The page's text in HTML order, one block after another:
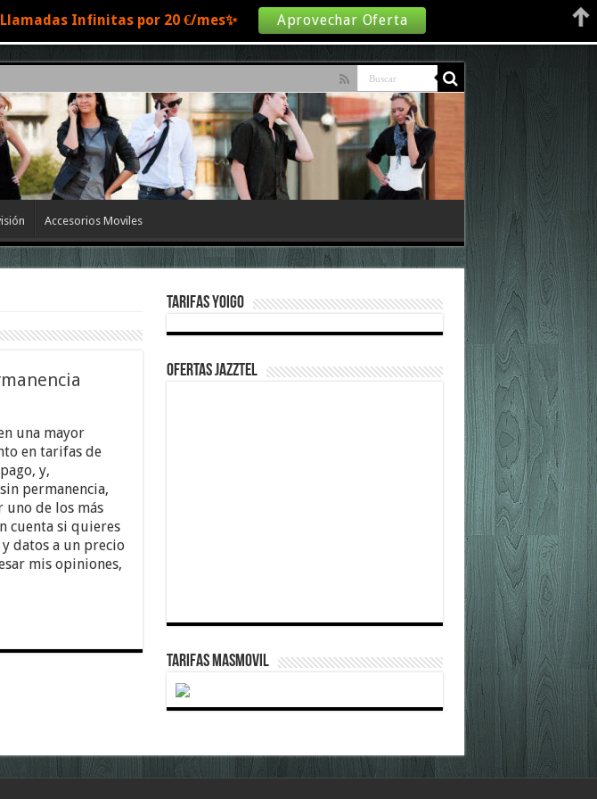
Accesorios Moviles
una mayor
en tarifas de
y,
permanencia,
uno de los más
cuenta si quieres
datos a un precio
mis opiniones,
Tarifas Yoigo
Ofertas Jazztel
TARIFAS MASMOVIL
Infinitas por 20 €/mes✨ Aprovechar Oferta